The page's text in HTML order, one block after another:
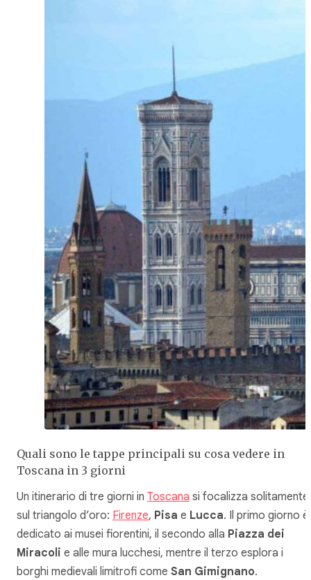
Quali sono le tappe principali su cosa vedere in
Toscana in 3 giorni
Un itinerario di tre giorni in Toscana si focalizza solitamente
sul triangolo d’oro: Firenze, Pisa e Lucca. Il primo giorno è
dedicato ai musei fiorentini, il secondo alla Piazza dei
Miracoli e alle mura lucchesi, mentre il terzo esplora i
borghi medievali limitrofi come San Gimignano.